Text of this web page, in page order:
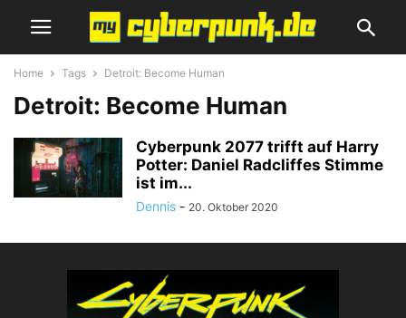
Home Tags Detroit: Become Human
Detroit: Become Human
Cyberpunk 2077 trifft auf Harry
Potter: Daniel Radcliffes Stimme
ist im...
Dennis - 20. Oktober 2020